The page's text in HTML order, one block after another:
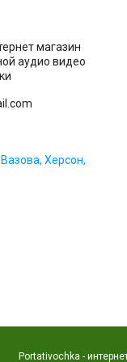
магазин
аудио видео
Херсон,